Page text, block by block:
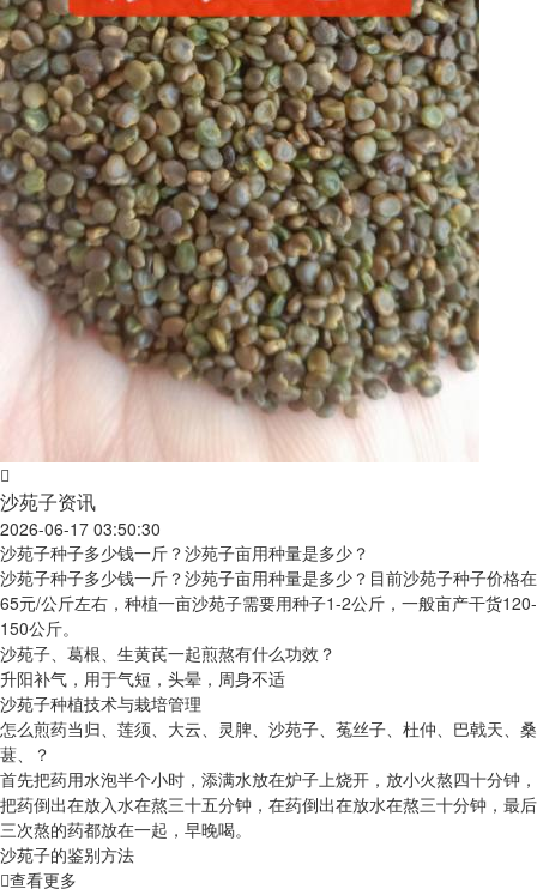
沙苑子资讯
2026-06-17 03:50:30
沙苑子种子多少钱一斤？沙苑子亩用种量是多少？
沙苑子种子多少钱一斤？沙苑子亩用种量是多少？目前沙苑子种子价格在
65元/公斤左右，种植一亩沙苑子需要用种子1-2公斤，一般亩产干货120-
150公斤。
沙苑子、葛根、生黄芪一起煎熬有什么功效？
升阳补气，用于气短，头晕，周身不适
沙苑子种植技术与栽培管理
怎么煎药当归、莲须、大云、灵脾、沙苑子、菟丝子、杜仲、巴戟天、桑
葚、？
首先把药用水泡半个小时，添满水放在炉子上烧开，放小火熬四十分钟，
把药倒出在放入水在熬三十五分钟，在药倒出在放水在熬三十分钟，最后
三次熬的药都放在一起，早晚喝。
沙苑子的鉴别方法
查看更多